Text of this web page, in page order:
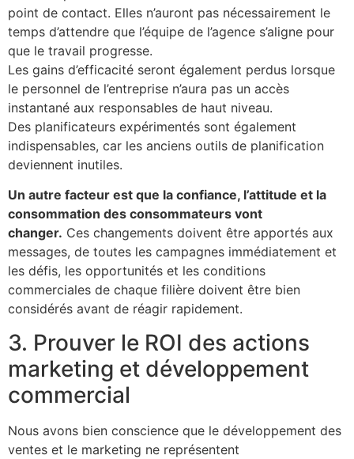
point de contact. Elles n’auront pas nécessairement le
temps d’attendre que l’équipe de l’agence s’aligne pour
que le travail progresse.
Les gains d’efficacité seront également perdus lorsque
le personnel de l’entreprise n’aura pas un accès
instantané aux responsables de haut niveau.
Des planificateurs expérimentés sont également
indispensables, car les anciens outils de planification
deviennent inutiles.
Un autre facteur est que la confiance, l’attitude et la
consommation des consommateurs vont
changer. Ces changements doivent être apportés aux
messages, de toutes les campagnes immédiatement et
les défis, les opportunités et les conditions
commerciales de chaque filière doivent être bien
considérés avant de réagir rapidement.
3. Prouver le ROI des actions
marketing et développement
commercial
Nous avons bien conscience que le développement des
ventes et le marketing ne représentent